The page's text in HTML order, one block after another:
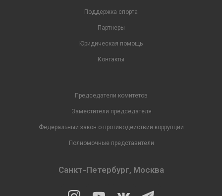
Поддержка спорта
Партнеры
Юридическая помощь
Контакты
Председатели комитетов
Заместители председателя
Федеральный закон о противодействии коррупции
Полномочные представители
Санкт-Петербург, Москва